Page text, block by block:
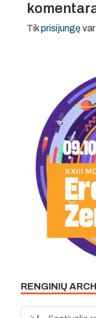
Tikprisijungę
RENGINIŲ